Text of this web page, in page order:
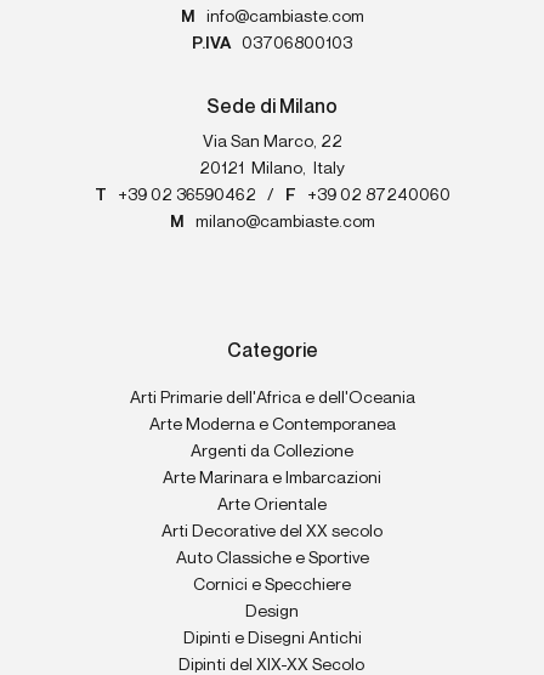
M
info@cambiaste.com
P.IVA
03706800103
Sede di Milano
Via San Marco, 22
20121
Milano
Italy
T
+39 02 36590462 / F
+39 02 87240060
M
milano@cambiaste.com
Categorie
Arti Primarie dell'Africa e dell'Oceania
Arte Moderna e Contemporanea
Argenti da Collezione
Arte Marinara e Imbarcazioni
Arte Orientale
Arti Decorative del XX secolo
Auto Classiche e Sportive
Cornici e Specchiere
Design
Dipinti e Disegni Antichi
Dipinti del XIX-XX Secolo